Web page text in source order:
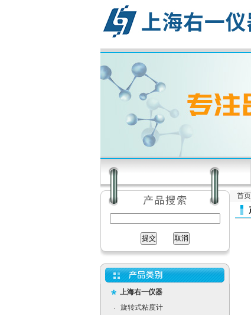
上海右一仪器
·
旋转式粘度计
首页